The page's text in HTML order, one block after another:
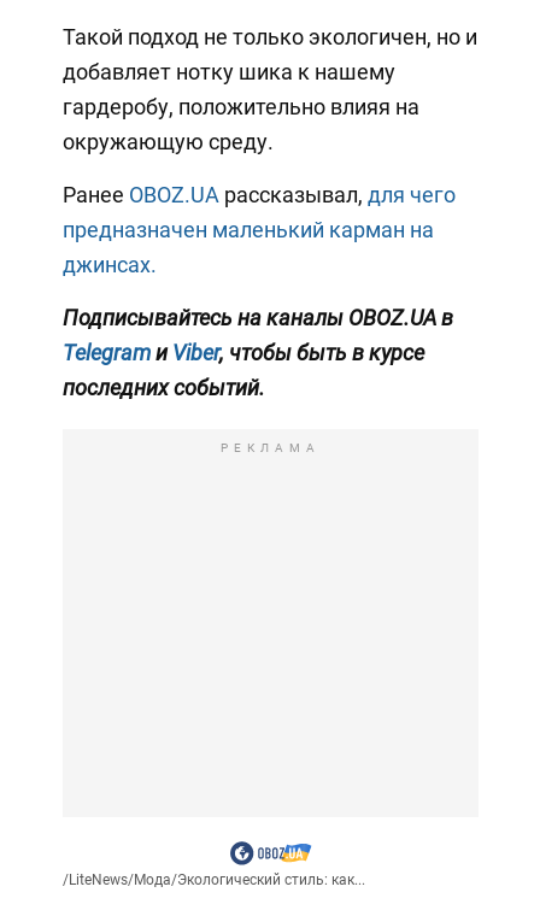
Такой подход не только экологичен, но и
добавляет нотку шика к нашему
гардеробу, положительно влияя на
окружающую среду.
Ранее OBOZ.UA рассказывал, для чего
предназначен маленький карман на
джинсах.
Подписывайтесь на каналы OBOZ.UA в
TelegramиViber, чтобы быть в курсе
последних событий.
РЕКЛАМА
/LiteNews/Мода/Экологический стиль: как...